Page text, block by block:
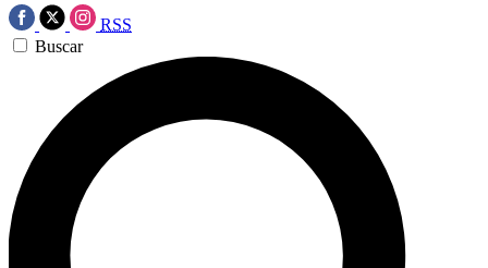
RSS
Buscar